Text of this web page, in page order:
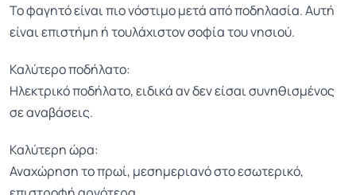
Το φαγητό είναι πιο νόστιμο μετά από ποδηλασία. Αυτή
είναι επιστήμη ή τουλάχιστον σοφία του νησιού.
Καλύτερο ποδήλατο:
Ηλεκτρικό ποδήλατο, ειδικά αν δεν είσαι συνηθισμένος
σε αναβάσεις.
Καλύτερη ώρα:
Αναχώρηση το πρωί, μεσημεριανό στο εσωτερικό,